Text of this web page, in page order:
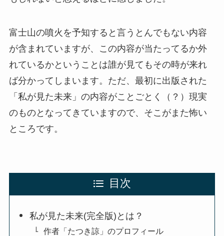
富士山の噴火を予知すると言うとんでもない内容
が含まれていますが、この内容が当たってるか外
れているかということは誰が見てもその時が来れ
ば分かってしまいます。ただ、最初に出版された
「私が見た未来」の内容がことごとく（？）現実
のものとなってきていますので、そこがまた怖い
ところです。
目次
私が見た未来(完全版)とは？
作者「たつき諒」のプロフィール